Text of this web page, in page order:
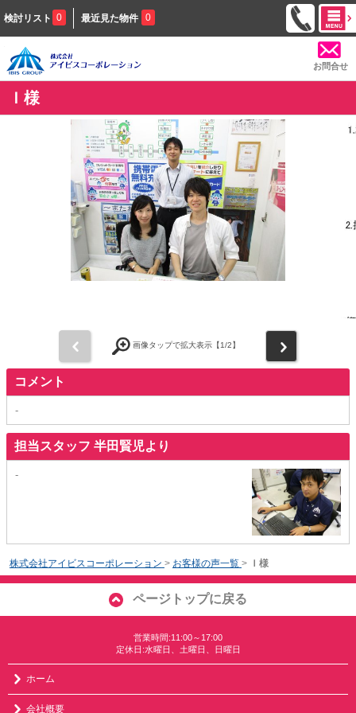
検討リスト 0 最近見た物件 0
お問合せ
Ｉ様
画像タップで拡大表示【1/2】
コメント
-
担当スタッフ 半田賢児より
-
株式会社アイビスコーポレーション > お客様の声一覧 > Ｉ様
ページトップに戻る
営業時間:11:00～17:00
定休日:水曜日、土曜日、日曜日
ホーム
会社概要